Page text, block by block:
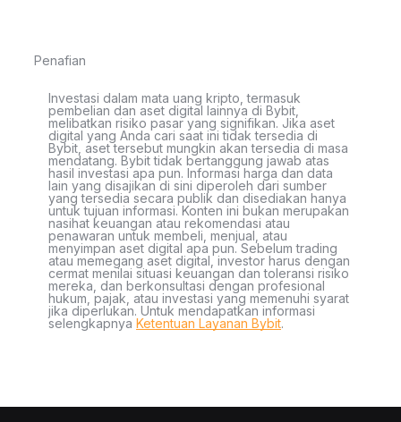
Penafian
Investasi dalam mata uang kripto, termasuk
pembelian dan aset digital lainnya di Bybit,
melibatkan risiko pasar yang signifikan. Jika aset
digital yang Anda cari saat ini tidak tersedia di
Bybit, aset tersebut mungkin akan tersedia di masa
mendatang. Bybit tidak bertanggung jawab atas
hasil investasi apa pun. Informasi harga dan data
lain yang disajikan di sini diperoleh dari sumber
yang tersedia secara publik dan disediakan hanya
untuk tujuan informasi. Konten ini bukan merupakan
nasihat keuangan atau rekomendasi atau
penawaran untuk membeli, menjual, atau
menyimpan aset digital apa pun. Sebelum trading
atau memegang aset digital, investor harus dengan
cermat menilai situasi keuangan dan toleransi risiko
mereka, dan berkonsultasi dengan profesional
hukum, pajak, atau investasi yang memenuhi syarat
jika diperlukan. Untuk mendapatkan informasi
selengkapnya Ketentuan Layanan Bybit.